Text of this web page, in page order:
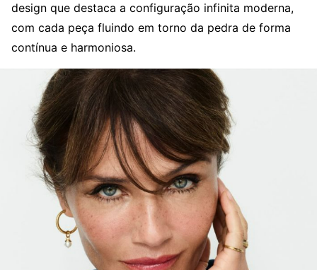
design que destaca a configuração infinita moderna,
com cada peça fluindo em torno da pedra de forma
contínua e harmoniosa.